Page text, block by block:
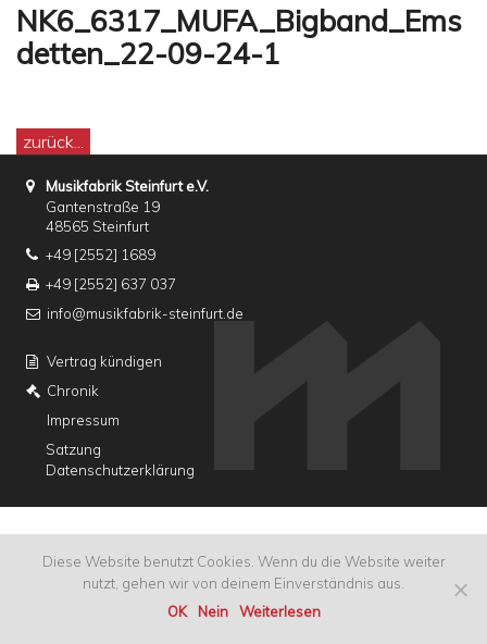
NK6_6317_MUFA_Bigband_Ems
detten_22-09-24-1
zurück...
Musikfabrik Steinfurt e.V.
Gantenstraße 19
48565 Steinfurt
+49 [2552] 1689
+49 [2552] 637 037
info@musikfabrik-steinfurt.de
Vertrag kündigen
Chronik
Impressum
Satzung
Datenschutzerklärung
Diese Website benutzt Cookies. Wenn du die Website weiter
nutzt, gehen wir von deinem Einverständnis aus.
OK
Nein Weiterlesen